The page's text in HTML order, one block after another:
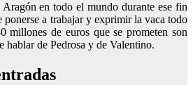
en todo el mundo durante ese fin
ponerse a trabajar y exprimir la vaca todo
millones de euros que se prometen son
hablar de Pedrosa y de Valentino.